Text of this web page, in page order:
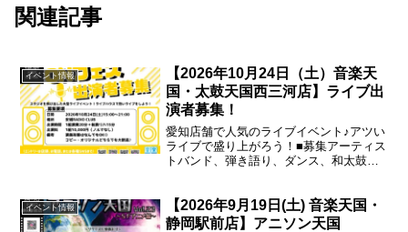
関連記事
イベント情報
【2026年10月24日（土）音楽天
国・太鼓天国西三河店】ライブ出
演者募集！
愛知店舗で人気のライブイベント♪アツい
ライブで盛り上がろう！■募集アーティス
トバンド、弾き語り、ダンス、和太鼓な
+転換リハ15分）■場所安城RADIO
CLUB■...
イベント情報
【2026年9月19日(土) 音楽天国・
静岡駅前店】アニソン天国